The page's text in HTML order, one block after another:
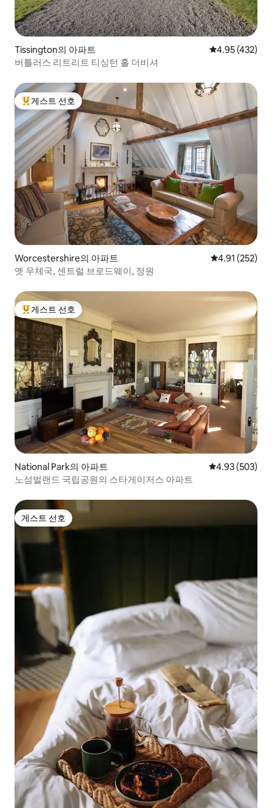
Tissington의 아파트 평점 4.95점(5
4.95 (432)
버틀러스 리트리트 티싱턴 홀 더비셔
상위 게스트 선호
게스트 선호
Worcestershire의 아파트 평점 4.91점(5
4.91 (252)
옛 우체국, 센트럴 브로드웨이, 정원
상위 게스트 선호
게스트 선호
National Park의 아파트 평점 4.93점(5
4.93 (503)
노섬벌랜드 국립공원의 스타게이저스 아파트
게스트 선호
게스트 선호